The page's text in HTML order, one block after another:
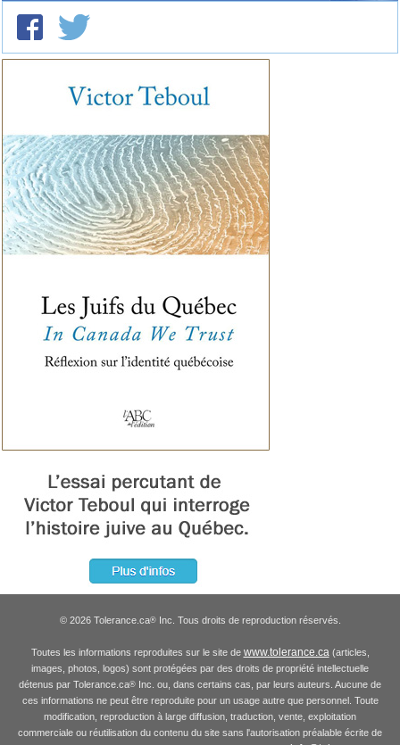
© 2026 Tolerance.ca®Inc. Tous droits de reproduction réservés.
Toutes les informations reproduites sur le site de www.tolerance.ca(articles,
images, photos, logos) sont protégées par des droits de propriété intellectuelle
détenus par Tolerance.ca® Inc. ou, dans certains cas, par leurs auteurs. Aucune de
ces informations ne peut être reproduite pour un usage autre que personnel. Toute
modification, reproduction à large diffusion, traduction, vente, exploitation
commerciale ou réutilisation du contenu du site sans l'autorisation préalable écrite de